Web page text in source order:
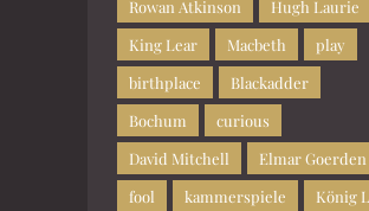
Rowan Atkinson
Hugh Laurie
King Lear
Macbeth
play
birthplace
Blackadder
Bochum
curious
David Mitchell
Elmar Goerden
fool
kammerspiele
König